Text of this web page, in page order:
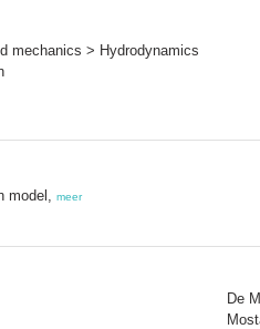
mechanics > Hydrodynamics
model, meer
De